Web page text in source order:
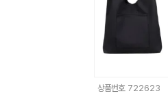
상품번호 722623